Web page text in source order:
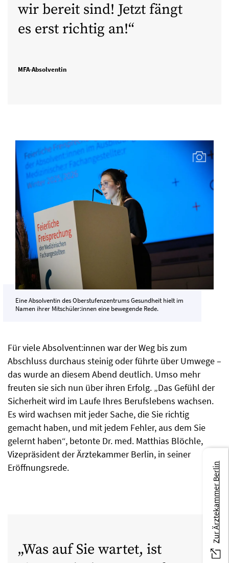
wir bereit sind! Jetzt fängt
es erst richtig an!
MFA-Absolventin
Eine Absolventin des Oberstufenzentrums Gesundheit hielt im
Namen ihrer Mitschüler:innen eine bewegende Rede.
Für viele Absolvent:innen war der Weg bis zum
Abschluss durchaus steinig oder führte über Umwege –
das wurde an diesem Abend deutlich. Umso mehr
freuten sie sich nun über ihren Erfolg. „Das Gefühl der
Sicherheit wird im Laufe Ihres Berufslebens wachsen.
Es wird wachsen mit jeder Sache, die Sie richtig
gemacht haben, und mit jedem Fehler, aus dem Sie
gelernt haben“, betonte Dr. med. Matthias Blöchle,
Vizepräsident der Ärztekammer Berlin, in seiner
Eröffnungsrede.
Was auf Sie wartet, ist
Zur Ärztekammer Berlin